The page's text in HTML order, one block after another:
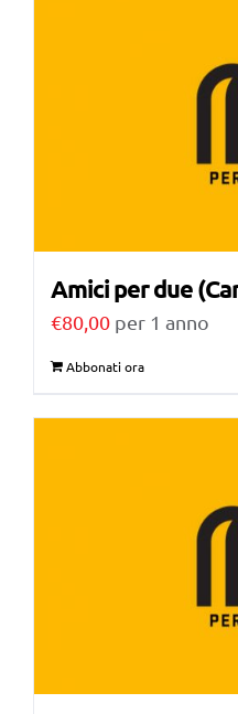
Amici per due
€80,00 per 1 anno
Abbonati ora